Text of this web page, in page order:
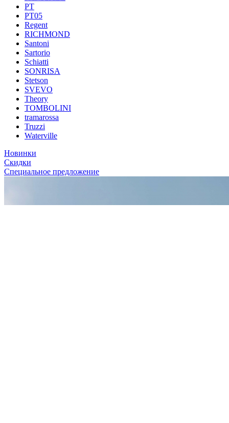
PT
PT05
Regent
RICHMOND
Santoni
Sartorio
Schiatti
SONRISA
Stetson
SVEVO
Theory
TOMBOLINI
tramarossa
Truzzi
Waterville
Новинки
Скидки
Специальное предложение